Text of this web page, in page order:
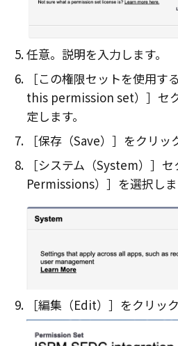
任意。説明を入力します。
この権限セットを使用
this permission set）
セ
定します。
保存（Save）
をクリッ
システム（System）
セ
Permissions）
を選択しま
編集（Edit） をクリッ